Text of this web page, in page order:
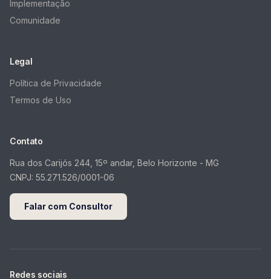
Implementação
Comunidade
Legal
Política de Privacidade
Termos de Uso
Contato
Rua dos Carijós 244, 15º andar, Belo Horizonte - MG
CNPJ: 55.271.526/0001-06
Falar com Consultor
Redes sociais